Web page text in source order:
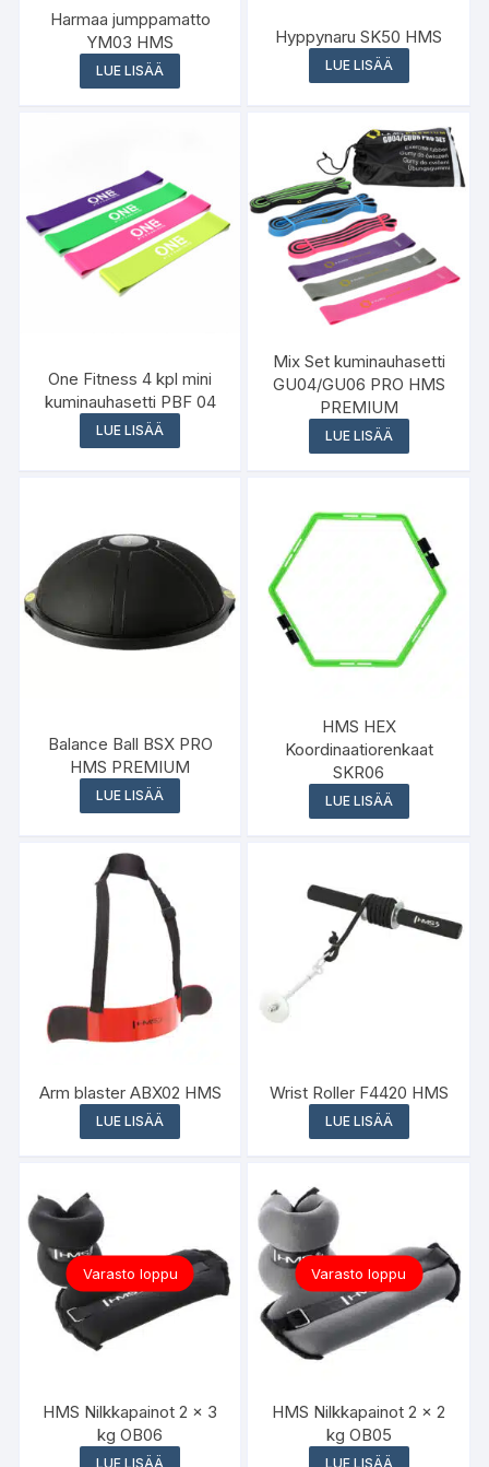
Harmaa jumppamatto
YM03 HMS
LUE LISÄÄ
Hyppynaru SK50 HMS
LUE LISÄÄ
One Fitness 4 kpl mini
kuminauhasetti PBF 04
LUE LISÄÄ
Mix Set kuminauhasetti
GU04/GU06 PRO HMS
PREMIUM
LUE LISÄÄ
Balance Ball BSX PRO
HMS PREMIUM
LUE LISÄÄ
HMS HEX
Koordinaatiorenkaat
SKR06
LUE LISÄÄ
Arm blaster ABX02 HMS
LUE LISÄÄ
Wrist Roller F4420 HMS
LUE LISÄÄ
Varasto loppu
HMS Nilkkapainot 2 x 3
kg OB06
LUE LISÄÄ
Varasto loppu
HMS Nilkkapainot 2 x 2
kg OB05
LUE LISÄÄ